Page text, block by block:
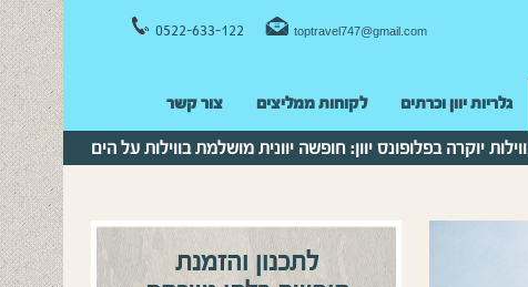
0522-633-122 toptravel747@gmail.com
גלריות יוון וכרתים לקוחות ממליצים צור קשר
ווילות יוקרה בפלופונס יוון: חופשה יוונית מושלמת בווילות על הים
לתכנון והזמנת